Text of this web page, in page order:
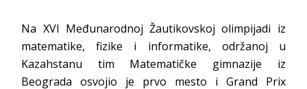
Na XVI Međunarodnoj Žautikovskoj olimpijadi iz
matematike, fizike i informatike, održanoj u
Kazahstanu tim Matematičke gimnazije iz
Beograda osvojio je prvo mesto i Grand Prix